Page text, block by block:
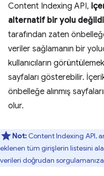
Content Indexing API,
alternatif bir yolu
tarafından zaten
veriler sağlamanın bir
kullanıcıların
sayfaları gösterebilir.
önbelleğe alınmış
olur.
Not: Content Indexing API,
eklenen tüm girişlerin listesini
verileri doğrudan